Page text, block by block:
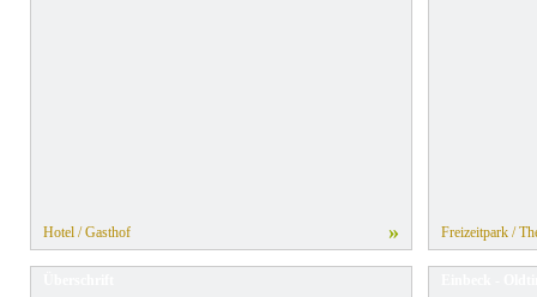
Hotel / Gasthof » Freizeitpark /